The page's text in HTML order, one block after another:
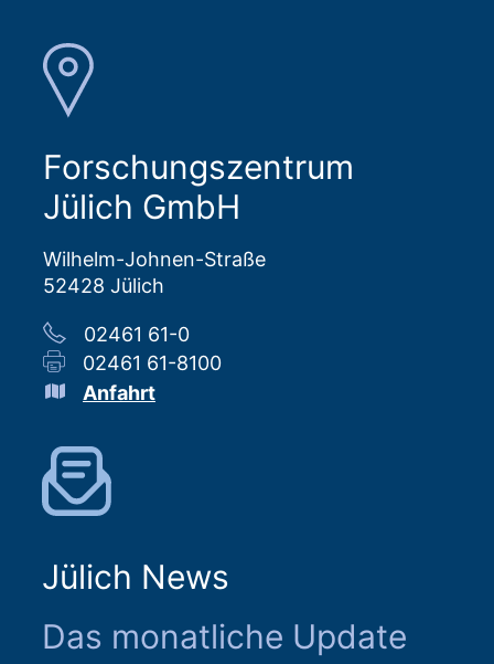
Forschungszentrum
Jülich GmbH
Wilhelm-Johnen-Straße
52428 Jülich
02461 61-0
02461 61-8100
Anfahrt
Jülich News
Das monatliche Update